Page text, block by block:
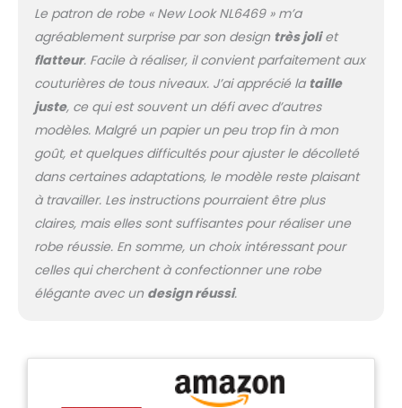
Le patron de robe « New Look NL6469 » m’a
agréablement surprise par son design très joliet
flatteur. Facile à réaliser, il convient parfaitement aux
couturières de tous niveaux. J’ai apprécié la taille
juste, ce qui est souvent un défi avec d’autres
modèles. Malgré un papier un peu trop fin à mon
goût, et quelques difficultés pour ajuster le décolleté
dans certaines adaptations, le modèle reste plaisant
à travailler. Les instructions pourraient être plus
claires, mais elles sont suffisantes pour réaliser une
robe réussie. En somme, un choix intéressant pour
celles qui cherchent à confectionner une robe
élégante avec un design réussi.